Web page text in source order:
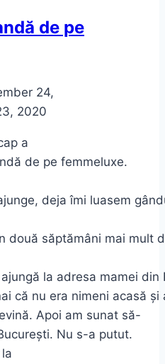
de pe
24,
2020
a
de pe femmeluxe.
deja îmi luasem
două săptămâni mai mult
la adresa mamei din
că nu era nimeni acasă și
Apoi am sunat să-
Nu s-a putut.